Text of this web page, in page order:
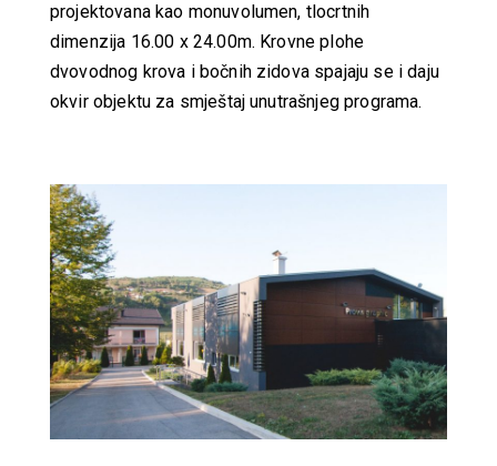
projektovana kao monuvolumen, tlocrtnih
dimenzija 16.00 x 24.00m. Krovne plohe
dvovodnog krova i bočnih zidova spajaju se i daju
okvir objektu za smještaj unutrašnjeg programa.